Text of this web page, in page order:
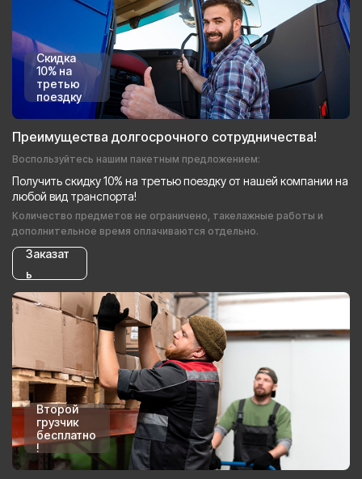
Скидка
10% на
третью
поездку
Преимущества долгосрочного сотрудничества!
Воспользуйтесь нашим пакетным предложением:
Получить скидку 10% на третью поездку от нашей компании на
любой вид транспорта!
Количество предметов не ограничено, такелажные работы и
дополнительное время оплачиваются отдельно.
Заказат
ь
Второй
грузчик
бесплатно
!